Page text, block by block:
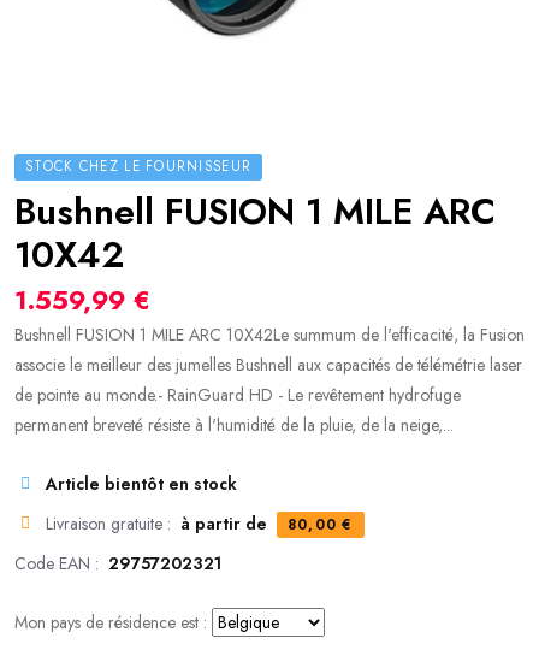
STOCK CHEZ LE FOURNISSEUR
Bushnell FUSION 1 MILE ARC
10X42
1.559,99 €
Bushnell FUSION 1 MILE ARC 10X42Le summum de l'efficacité, la Fusion
associe le meilleur des jumelles Bushnell aux capacités de télémétrie laser
de pointe au monde.- RainGuard HD - Le revêtement hydrofuge
permanent breveté résiste à l'humidité de la pluie, de la neige,...
Article bientôt en stock
Livraison gratuite : à partir de 80,00 €
Code EAN : 29757202321
Mon pays de résidence est :